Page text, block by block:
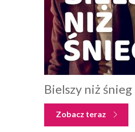
Bielszy niż śnieg
Zobacz teraz